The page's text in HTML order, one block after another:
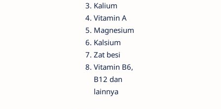
Kalium
Vitamin A
Magnesium
Kalsium
Zat besi
Vitamin B6,
B12 dan
lainnya